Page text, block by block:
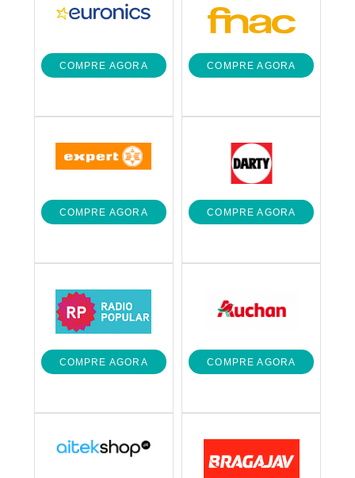
COMPRE AGORA COMPRE AGORA
COMPRE AGORA COMPRE AGORA
COMPRE AGORA COMPRE AGORA